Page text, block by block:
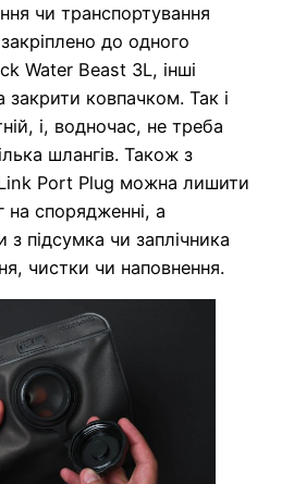
чи транспортування
до одного
Water Beast 3L, інші
ковпачком. Так і
і, водночас, не треба
шлангів. Також з
Port Plug можна лишити
на спорядженні, а
з підсумка чи заплічника
чистки чи наповнення.